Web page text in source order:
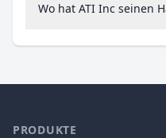
Wo hat ATI Inc seinen
PRODUKTE